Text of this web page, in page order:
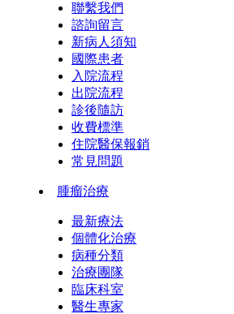
聯繫我們
諮詢留言
新病人須知
國際患者
入院流程
出院流程
診後隨訪
收費標準
住院醫保報銷
常見問題
腫瘤治療
最新療法
個體化治療
病種分類
治療團隊
臨床科室
醫生專家